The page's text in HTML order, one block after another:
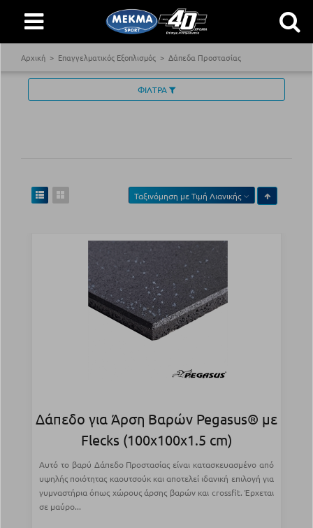
Αρχική Επαγγελματικός Εξοπλισμός Δάπεδα Προστασίας
ΦΙΛΤΡΑ
Ταξινόμηση μεΤιμή Λιανικής
Δάπεδο για Άρση Βαρών Pegasus® με
Flecks (100x100x1.5 cm)
Αυτό το βαρύ Δάπεδο Προστασίας είναι κατασκευασμένο από
υψηλής ποιότητας καουτσούκ και αποτελεί ιδανική επιλογή για
γυμναστήρια όπως χώρους άρσης βαρών και crossfit. Έρχεται
σε μαύρο...